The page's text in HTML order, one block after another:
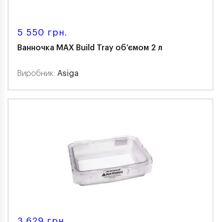
5 550 грн.
Ванночка MAX Build Tray об’ємом 2 л
Виробник: Asiga